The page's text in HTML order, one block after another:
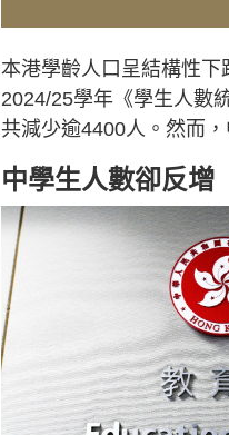
本港學齡人口呈結構性
2024/25學年《學生人數
共減少逾4400人。然而
中學生人數卻反增